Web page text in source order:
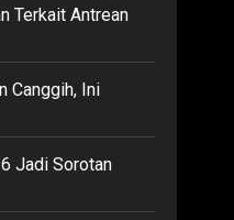
Terkait Antrean
Canggih, Ini
Jadi Sorotan